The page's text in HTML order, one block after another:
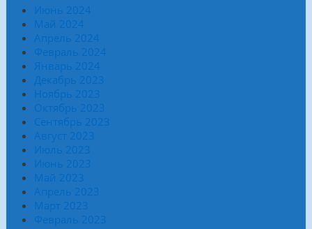
Июнь 2024
Май 2024
Апрель 2024
Февраль 2024
Январь 2024
Декабрь 2023
Ноябрь 2023
Октябрь 2023
Сентябрь 2023
Август 2023
Июль 2023
Июнь 2023
Май 2023
Апрель 2023
Март 2023
Февраль 2023